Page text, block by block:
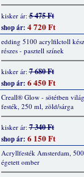
kisker ár:5 475 Ft
shop ár: 4 720 Ft
edding 5100 acrylfilctoll
részes - pasztell színek
kisker ár:7 680 Ft
shop ár: 6 450 Ft
Creall® Glow - sötétben
festék, 250 ml, zöld/sárga
kisker ár:7 340 Ft
shop ár: 6 150 Ft
Acryllfesték Amsterdam,
égetett omber